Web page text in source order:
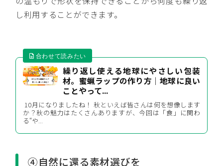
し利用することができます。
繰り返し使える地球にやさしい包装
材。蜜蝋ラップの作り方｜地球に良い
ことやって...
10月になりましたね！ 秋といえば皆さんは何を想像します
か？秋の魅力はたくさんありますが、今回は「食」に関わ
る“や...
④自然に還る素材選びを